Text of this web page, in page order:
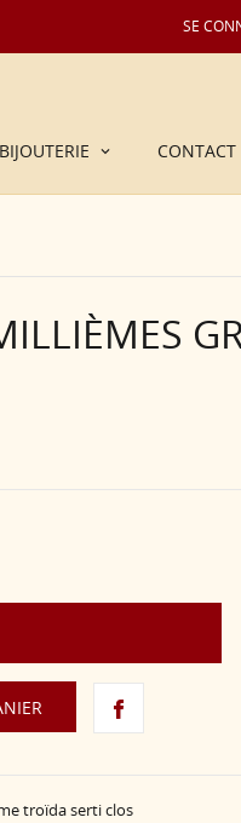
SE
BIJOUTERIE CONTACT
troïda serti clos